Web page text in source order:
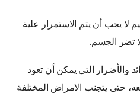
لا يجب أن يتم الاستمرار علية
تضر الجسم.
والأضرار التي يمكن أن تعود
حتى يتجنب الامراض المختلفة